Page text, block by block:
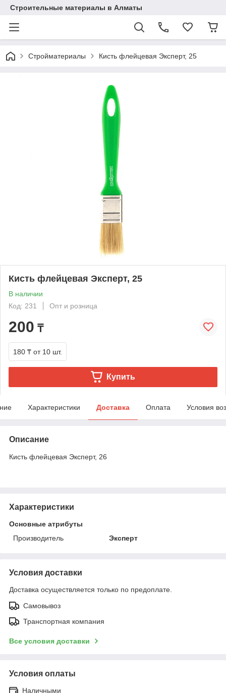
Строительные материалы в Алматы
Стройматериалы Кисть флейцевая Эксперт, 25
Кисть флейцевая Эксперт, 25
В наличии
Код: 231
Опт и розница
200 ₸
180 ₸ от 10 шт.
Купить
Характеристики Доставка Оплата Условия
Описание
Кисть флейцевая Эксперт, 26
Характеристики
Основные атрибуты
Производитель
Эксперт
Условия доставки
Доставка осуществляется только по предоплате.
Самовывоз
Транспортная компания
Все условия доставки
Условия оплаты
Наличными